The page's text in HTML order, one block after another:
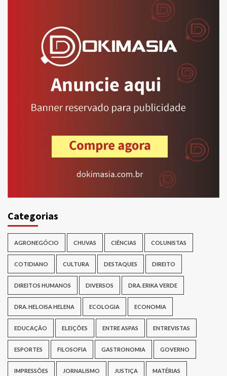
Categorias
AGRONEGÓCIO CHUVAS CIÊNCIAS COLUNISTAS
COTIDIANO CULTURA DESTAQUES DIREITO
DIREITOS HUMANOS DIVERSOS DRA. ERIKA VERDE
DRA. HELOISA HELENA ECOLOGIA ECONOMIA
EDUCAÇÃO ELEIÇÕES ENTRE ASPAS ENTREVISTAS
ESPORTES FILOSOFIA GASTRONOMIA GOVERNO
IMPRESSÕES JORNALISMO JUSTIÇA MATÉRIAS